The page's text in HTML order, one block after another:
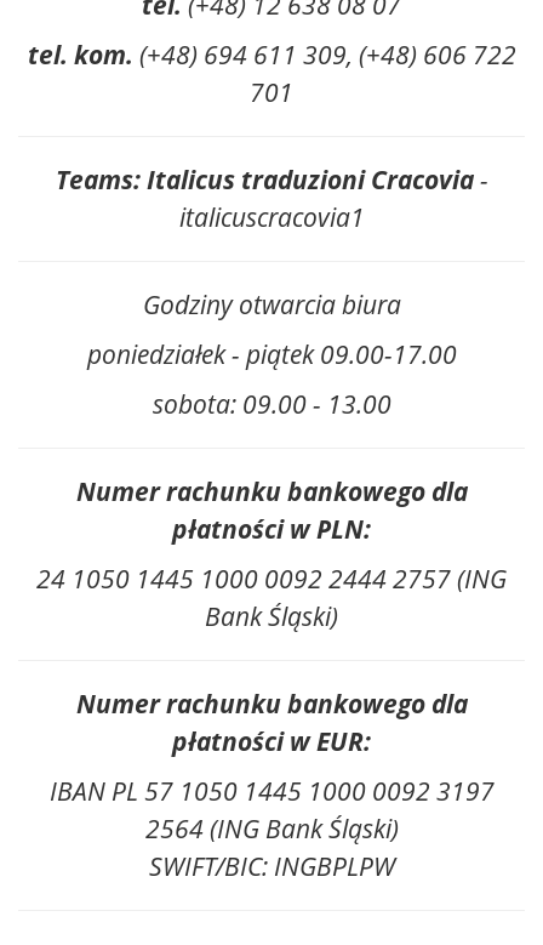
tel. kom. (+48) 694 611 309, (+48) 606 722
701
Teams: Italicus traduzioni Cracovia-
italicuscracovia1
Godziny otwarcia biura
poniedziałek - piątek 09.00-17.00
sobota: 09.00 - 13.00
Numer rachunku bankowego dla
płatności w PLN:
24 1050 1445 1000 0092 2444 2757 (ING
Bank Śląski)
Numer rachunku bankowego dla
płatności w EUR:
IBAN PL 57 1050 1445 1000 0092 3197
2564 (ING Bank Śląski)
SWIFT/BIC: INGBPLPW